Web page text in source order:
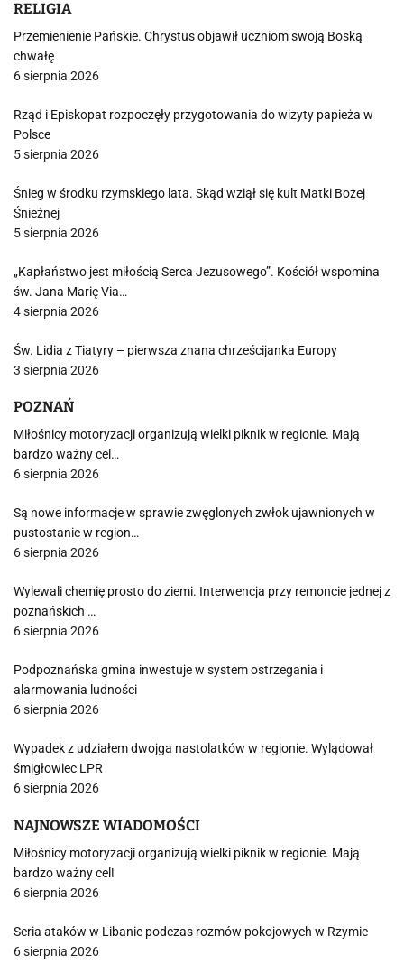
RELIGIA
Przemienienie Pańskie. Chrystus objawił uczniom swoją Boską
chwałę
6 sierpnia 2026
Rząd i Episkopat rozpoczęły przygotowania do wizyty papieża w
Polsce
5 sierpnia 2026
Śnieg w środku rzymskiego lata. Skąd wziął się kult Matki Bożej
Śnieżnej
5 sierpnia 2026
„Kapłaństwo jest miłością Serca Jezusowego”. Kościół wspomina
św. Jana Marię Via…
4 sierpnia 2026
Św. Lidia z Tiatyry – pierwsza znana chrześcijanka Europy
3 sierpnia 2026
POZNAŃ
Miłośnicy motoryzacji organizują wielki piknik w regionie. Mają
bardzo ważny cel…
6 sierpnia 2026
Są nowe informacje w sprawie zwęglonych zwłok ujawnionych w
pustostanie w region…
6 sierpnia 2026
Wylewali chemię prosto do ziemi. Interwencja przy remoncie jednej z
poznańskich …
6 sierpnia 2026
Podpoznańska gmina inwestuje w system ostrzegania i
alarmowania ludności
6 sierpnia 2026
Wypadek z udziałem dwojga nastolatków w regionie. Wylądował
śmigłowiec LPR
6 sierpnia 2026
NAJNOWSZE WIADOMOŚCI
Miłośnicy motoryzacji organizują wielki piknik w regionie. Mają
bardzo ważny cel!
6 sierpnia 2026
Seria ataków w Libanie podczas rozmów pokojowych w Rzymie
6 sierpnia 2026